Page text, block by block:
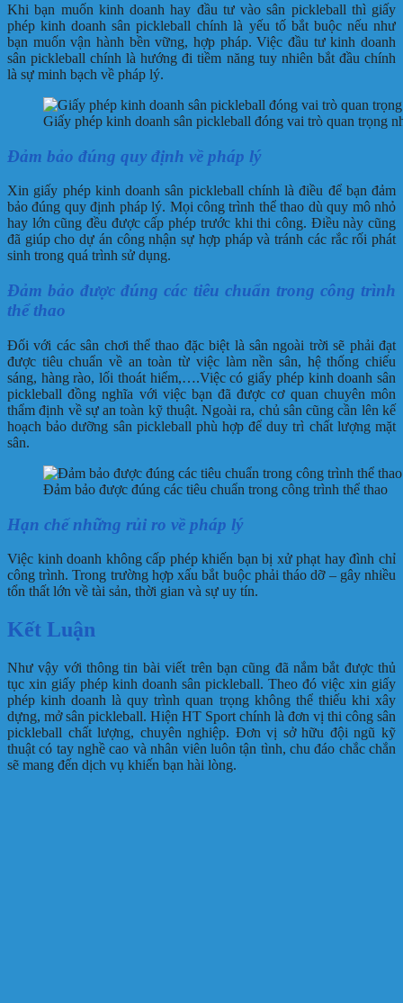
Khi bạn muốn kinh doanh hay đầu tư vào sân pickleball thì giấy
phép kinh doanh sân pickleball chính là yếu tố bắt buộc nếu như
bạn muốn vận hành bền vững, hợp pháp. Việc đầu tư kinh doanh
sân pickleball chính là hướng đi tiềm năng tuy nhiên bắt đầu chính
là sự minh bạch về pháp lý.
Giấy phép kinh doanh sân pickleball đóng vai trò quan trọng
Đảm bảo đúng quy định về pháp lý
Xin giấy phép kinh doanh sân pickleball chính là điều để bạn đảm
bảo đúng quy định pháp lý. Mọi công trình thể thao dù quy mô nhỏ
hay lớn cũng đều được cấp phép trước khi thi công. Điều này cũng
đã giúp cho dự án công nhận sự hợp pháp và tránh các rắc rối phát
sinh trong quá trình sử dụng.
Đảm bảo được đúng các tiêu chuẩn trong công trình
thể thao
Đối với các sân chơi thể thao đặc biệt là sân ngoài trời sẽ phải đạt
được tiêu chuẩn về an toàn từ việc làm nền sân, hệ thống chiếu
sáng, hàng rào, lối thoát hiểm,….Việc có giấy phép kinh doanh sân
pickleball đồng nghĩa với việc bạn đã được cơ quan chuyên môn
thẩm định về sự an toàn kỹ thuật. Ngoài ra, chủ sân cũng cần lên kế
hoạch bảo dưỡng sân pickleball phù hợp để duy trì chất lượng mặt
sân.
Đảm bảo được đúng các tiêu chuẩn trong công trình thể thao
Hạn chế những rủi ro về pháp lý
Việc kinh doanh không cấp phép khiến bạn bị xử phạt hay đình chỉ
công trình. Trong trường hợp xấu bắt buộc phải tháo dỡ – gây nhiều
tổn thất lớn về tài sản, thời gian và sự uy tín.
Kết Luận
Như vậy với thông tin bài viết trên bạn cũng đã nắm bắt được thủ
tục xin giấy phép kinh doanh sân pickleball. Theo đó việc xin giấy
phép kinh doanh là quy trình quan trọng không thể thiếu khi xây
dựng, mở sân pickleball. Hiện HT Sport chính là đơn vị thi công sân
pickleball chất lượng, chuyên nghiệp. Đơn vị sở hữu đội ngũ kỹ
thuật có tay nghề cao và nhân viên luôn tận tình, chu đáo chắc chắn
sẽ mang đến dịch vụ khiến bạn hài lòng.